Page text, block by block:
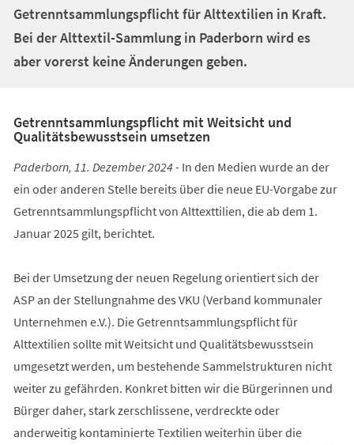
Getrenntsammlungspflicht für Alttextilien in Kraft.
Bei der Alttextil-Sammlung in Paderborn wird es
aber vorerst keine Änderungen geben.
Getrenntsammlungspflicht mit Weitsicht und
Qualitätsbewusstsein umsetzen
Paderborn, 11. Dezember 2024 -In den Medien wurde an der
ein oder anderen Stelle bereits über die neue EU-Vorgabe zur
Getrenntsammlungspflicht von Alttexttilien, die ab dem 1.
Januar 2025 gilt, berichtet.
Bei der Umsetzung der neuen Regelung orientiert sich der
ASP an der Stellungnahme des VKU (Verband kommunaler
Unternehmen e.V.). Die Getrenntsammlungspflicht für
Alttextilien sollte mit Weitsicht und Qualitätsbewusstsein
umgesetzt werden, um bestehende Sammelstrukturen nicht
weiter zu gefährden. Konkret bitten wir die Bürgerinnen und
Bürger daher, stark zerschlissene, verdreckte oder
anderweitig kontaminierte Textilien weiterhin über die